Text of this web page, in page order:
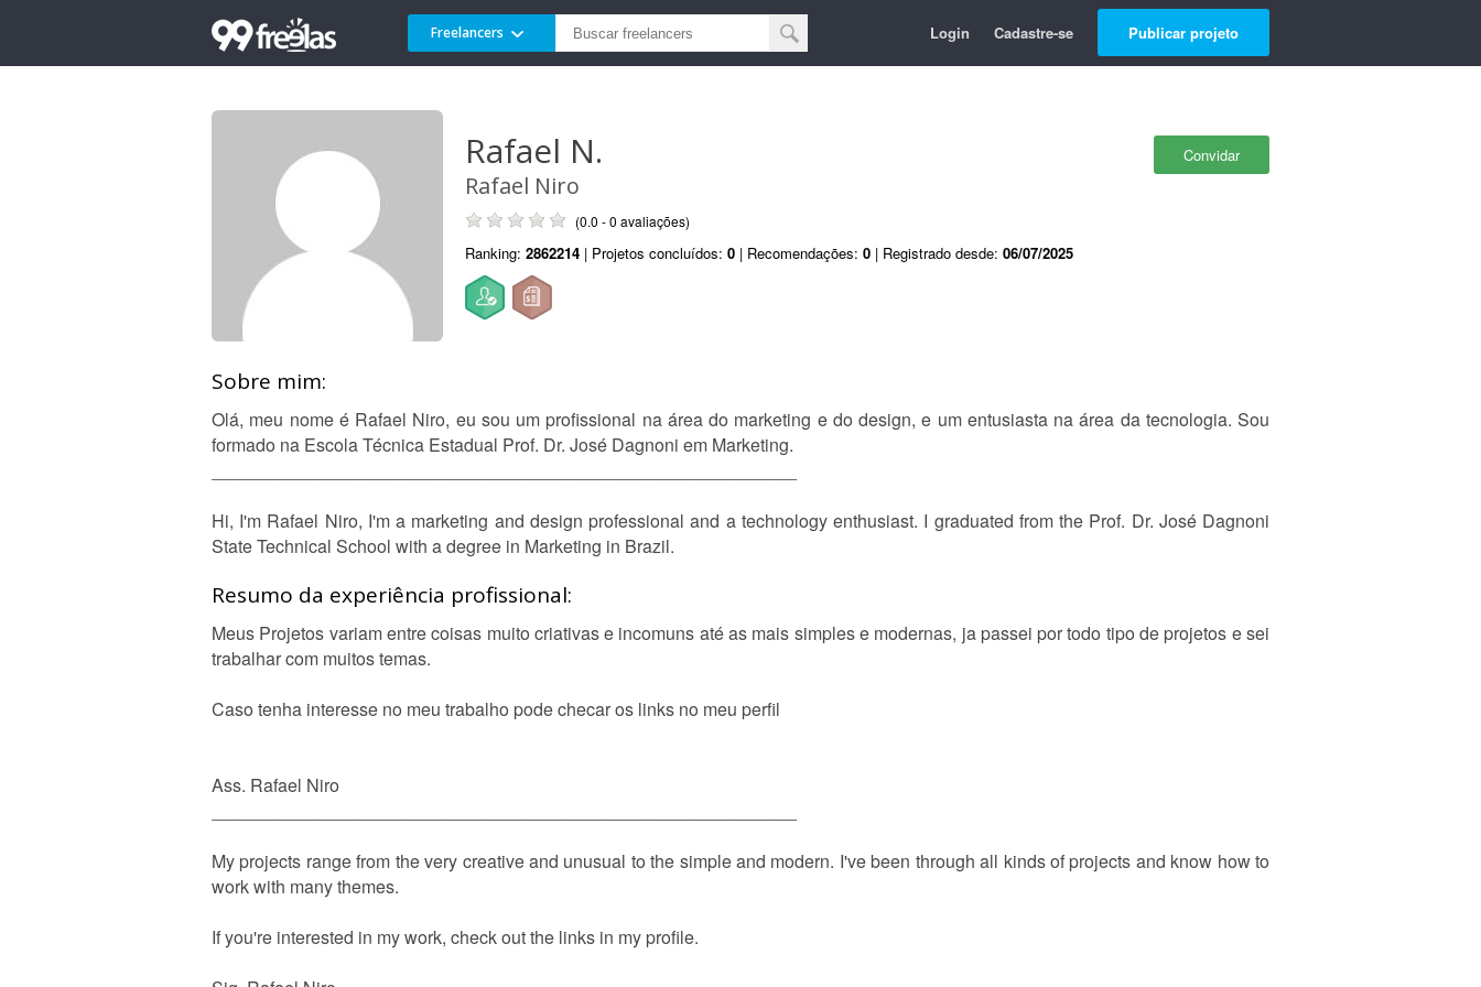
Freelancers Login Cadastre-se Publicar projeto
Convidar
Rafael N.
Rafael Niro
(0.0 - 0 avaliações)
Ranking: 2862214 | Projetos concluídos: 0 | Recomendações: 0 | Registrado desde: 06/07/2025
Sobre mim:
Olá, meu nome é Rafael Niro, eu sou um profissional na área do marketing e do design, e um entusiasta na área da tecnologia. Sou
formado na Escola Técnica Estadual Prof. Dr. José Dagnoni em Marketing.
Hi, I'm Rafael Niro, I'm a marketing and design professional and a technology enthusiast. I graduated from the Prof. Dr. José Dagnoni
State Technical School with a degree in Marketing in Brazil.
Resumo da experiência profissional:
Meus Projetos variam entre coisas muito criativas e incomuns até as mais simples e modernas, ja passei por todo tipo de projetos e sei
trabalhar com muitos temas.
Caso tenha interesse no meu trabalho pode checar os links no meu perfil
Ass. Rafael Niro
My projects range from the very creative and unusual to the simple and modern. I've been through all kinds of projects and know how to
work with many themes.
If you're interested in my work, check out the links in my profile.